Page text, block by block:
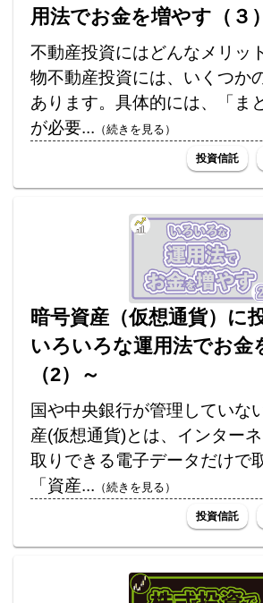
用法でお金を増やす（３
不動産投資にはどんなメリ
物不動産投資には、いくつか
あります。具体的には、「ま
が必要... （続きを見る）
投資信託
暗号資産（仮想通貨）に
いろいろな運用法でお金
（2）～
国や中央銀行が管理していな
産(仮想通貨)とは、インター
取りできる電子データだけで
「資産... （続きを見る）
投資信託